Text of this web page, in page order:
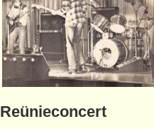
Reünieconcert